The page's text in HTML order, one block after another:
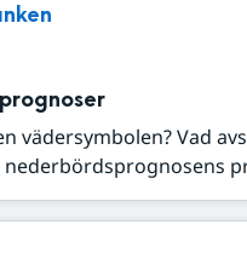
vädersymbolen? Vad